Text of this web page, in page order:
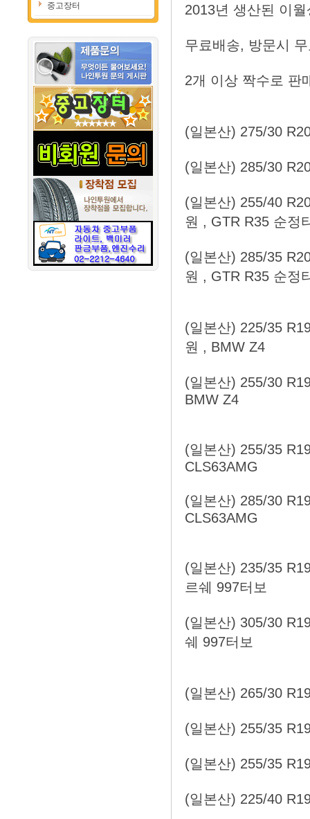
중고장터 2013년 생산된 이
무료배송, 방문시
2개 이상 짝수로 판
(일본산) 275/30
(일본산) 285/30
(일본산) 255/40
원 , GTR R35 순정
(일본산) 285/35
원 , GTR R35 순정
(일본산) 225/35
원 , BMW Z4
(일본산) 255/30
BMW Z4
(일본산) 255/35
CLS63AMG
(일본산) 285/30
CLS63AMG
(일본산) 235/35
르쉐 997터보
(일본산) 305/30
쉐 997터보
(일본산) 265/30
(일본산) 255/35
(일본산) 255/35
(일본산) 225/40